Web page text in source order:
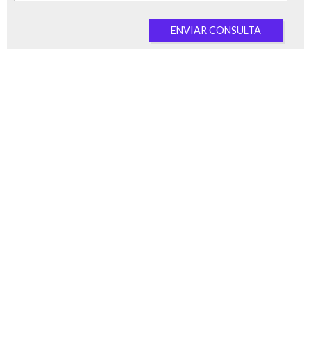
ENVIAR CONSULTA